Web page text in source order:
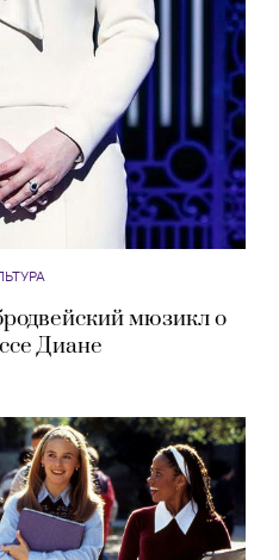
мюзикл о
Диане